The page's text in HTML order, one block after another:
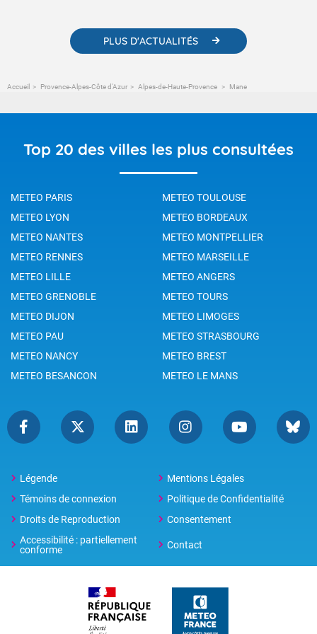
PLUS D'ACTUALITÉS
Accueil Provence-Alpes-Côte d'Azur Alpes-de-Haute-Provence Mane
Top 20 des villes les plus consultées
METEO PARIS
METEO TOULOUSE
METEO LYON
METEO BORDEAUX
METEO NANTES
METEO MONTPELLIER
METEO RENNES
METEO MARSEILLE
METEO LILLE
METEO ANGERS
METEO GRENOBLE
METEO TOURS
METEO DIJON
METEO LIMOGES
METEO PAU
METEO STRASBOURG
METEO NANCY
METEO BREST
METEO BESANCON
METEO LE MANS
Légende
Mentions Légales
Témoins de connexion
Politique de Confidentialité
Droits de Reproduction
Consentement
Accessibilité : partiellement
conforme
Contact